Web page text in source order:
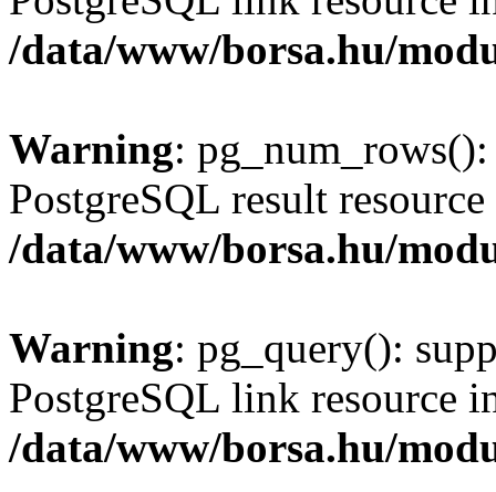
/data/www/borsa.hu/
Warning:
PostgreSQL result
/data/www/borsa.hu/
Warning: pg_query():
PostgreSQL link resource
/data/www/borsa.hu/